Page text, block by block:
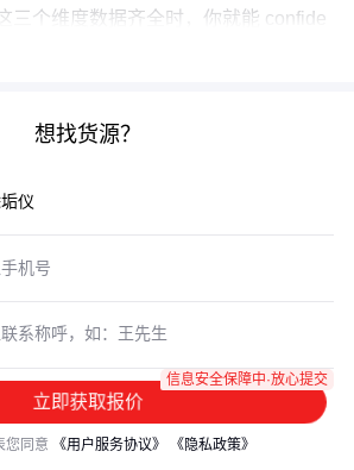
个维度数据齐全时，你就能 confide
想找货源？
立即获取报价
信息安全保障中·放心提交
您同意 《用户服务协议》 《隐私政策》